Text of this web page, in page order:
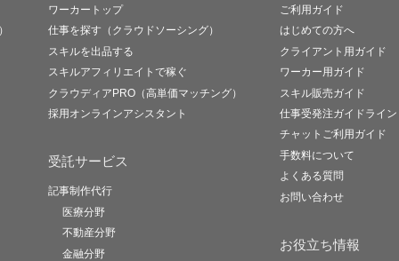
ワーカートップ
仕事を探す（クラウドソーシング）
スキルを出品する
スキルアフィリエイトで稼ぐ
クラウディアPRO（高単価マッチング）
採用オンラインアシスタント
受託サービス
記事制作代行
医療分野
不動産分野
金融分野
ご利用ガイド
はじめての方へ
クライアント用ガイド
ワーカー用ガイド
スキル販売ガイド
仕事受発注ガイドライン
チャットご利用ガイド
手数料について
よくある質問
お問い合わせ
お役立ち情報